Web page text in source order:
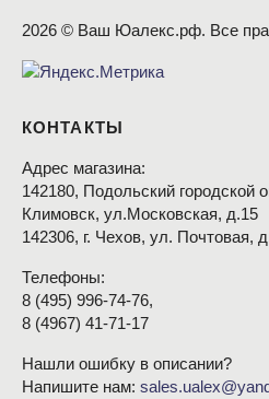
2026 © Ваш Юалекс.рф. Все
КОНТАКТЫ
Адрес магазина:
142180, Подольский городской
Климовск, ул.Московская, д.15
142306, г. Чехов, ул. Почтовая,
Телефоны:
8 (495) 996-74-76,
8 (4967) 41-71-17
Нашли ошибку в описании?
Напишите нам: